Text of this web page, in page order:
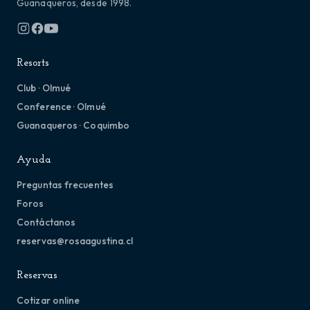
Guanaqueros, desde 1998.
Resorts
Club · Olmué
Conference · Olmué
Guanaqueros · Coquimbo
Ayuda
Preguntas frecuentes
Foros
Contáctanos
reservas@rosaagustina.cl
Reservas
Cotizar online